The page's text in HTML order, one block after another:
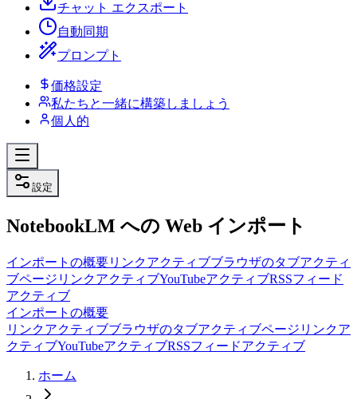
チャット エクスポート
自動同期
プロンプト
価格設定
私たちと一緒に構築しましょう
個人的
設定
NotebookLM への Web インポート
インポートの概要リンクアクティブブラウザのタブアクティ
ブページリンクアクティブYouTubeアクティブRSSフィード
アクティブ
インポートの概要
リンクアクティブブラウザのタブアクティブページリンクア
クティブYouTubeアクティブRSSフィードアクティブ
ホーム